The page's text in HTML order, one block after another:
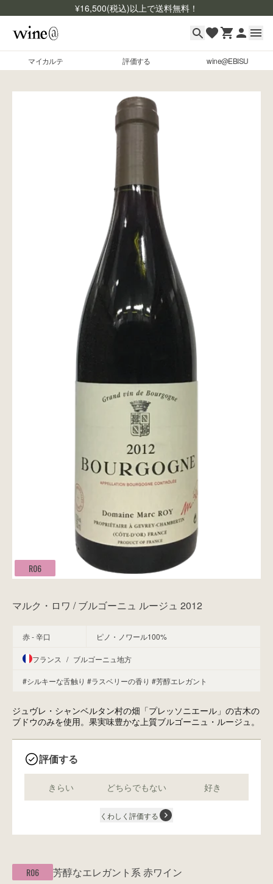
¥16,500(税込)以上で送料無料！
マイカルテ 評価する wine@EBISU
マイカルテ
wine@とは
R06
マルク・ロワ / ブルゴーニュ ルージュ 2012
赤 - 辛口 ピノ・ノワール100%
フランス / ブルゴーニュ地方
#シルキーな舌触り #ラスベリーの香り #芳醇エレガント
ジュヴレ・シャンベルタン村の畑「プレッソニエール」の古木の
ブドウのみを使用。果実味豊かな上質ブルゴーニュ・ルージュ。
評価する
きらい どちらでもない 好き
くわしく評価する
R06 芳醇なエレガント系 赤ワイン